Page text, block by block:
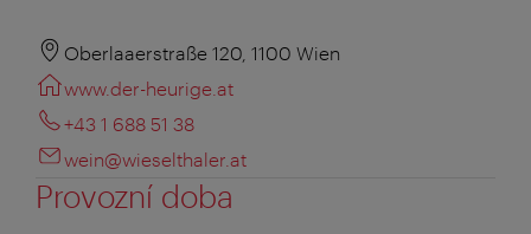
Oberlaaerstraße 120, 1100 Wien
www.der-heurige.at
+43 1 688 51 38
wein@wieselthaler.at
Provozní doba